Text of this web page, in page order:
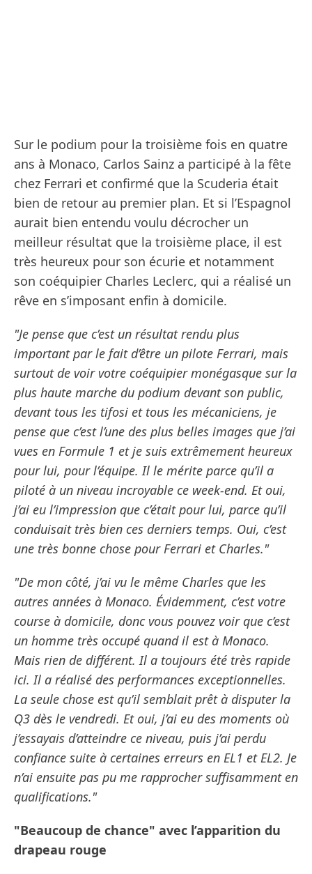
Sur le podium pour la troisième fois en quatre
ans à Monaco, Carlos Sainz a participé à la fête
chez Ferrari et confirmé que la Scuderia était
bien de retour au premier plan. Et si l’Espagnol
aurait bien entendu voulu décrocher un
meilleur résultat que la troisième place, il est
très heureux pour son écurie et notamment
son coéquipier Charles Leclerc, qui a réalisé un
rêve en s’imposant enfin à domicile.
"Je pense que c’est un résultat rendu plus
important par le fait d’être un pilote Ferrari, mais
surtout de voir votre coéquipier monégasque sur la
plus haute marche du podium devant son public,
devant tous les tifosi et tous les mécaniciens, je
pense que c’est l’une des plus belles images que j’ai
vues en Formule 1 et je suis extrêmement heureux
pour lui, pour l’équipe. Il le mérite parce qu’il a
piloté à un niveau incroyable ce week-end. Et oui,
j’ai eu l’impression que c’était pour lui, parce qu’il
conduisait très bien ces derniers temps. Oui, c’est
une très bonne chose pour Ferrari et Charles."
"De mon côté, j’ai vu le même Charles que les
autres années à Monaco. Évidemment, c’est votre
course à domicile, donc vous pouvez voir que c’est
un homme très occupé quand il est à Monaco.
Mais rien de différent. Il a toujours été très rapide
ici. Il a réalisé des performances exceptionnelles.
La seule chose est qu’il semblait prêt à disputer la
Q3 dès le vendredi. Et oui, j’ai eu des moments où
j’essayais d’atteindre ce niveau, puis j’ai perdu
confiance suite à certaines erreurs en EL1 et EL2. Je
n’ai ensuite pas pu me rapprocher suffisamment en
qualifications."
"Beaucoup de chance" avec l’apparition du
drapeau rouge